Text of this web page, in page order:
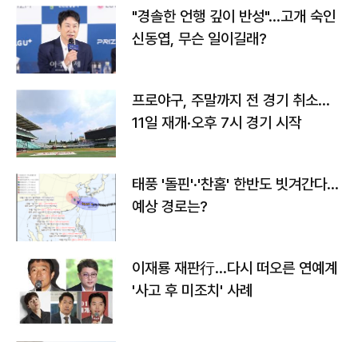
"경솔한 언행 깊이 반성"…고개 숙인
신동엽, 무슨 일이길래?
프로야구, 주말까지 전 경기 취소…
11일 재개·오후 7시 경기 시작
태풍 '돌핀'·'찬홈' 한반도 빗겨간다…
예상 경로는?
이재룡 재판行…다시 떠오른 연예계
'사고 후 미조치' 사례